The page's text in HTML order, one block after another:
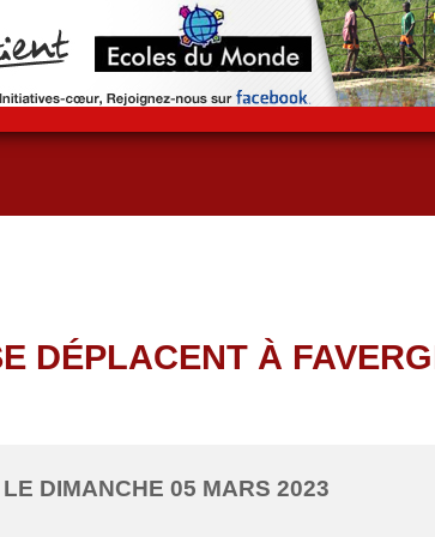
DÉPLACENT À
LE DIMANCHE 05 MARS 2023